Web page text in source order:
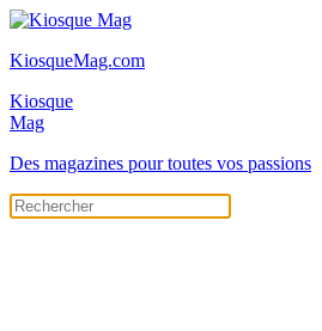
KiosqueMag.com
Kiosque
Mag
Des magazines pour toutes vos passions